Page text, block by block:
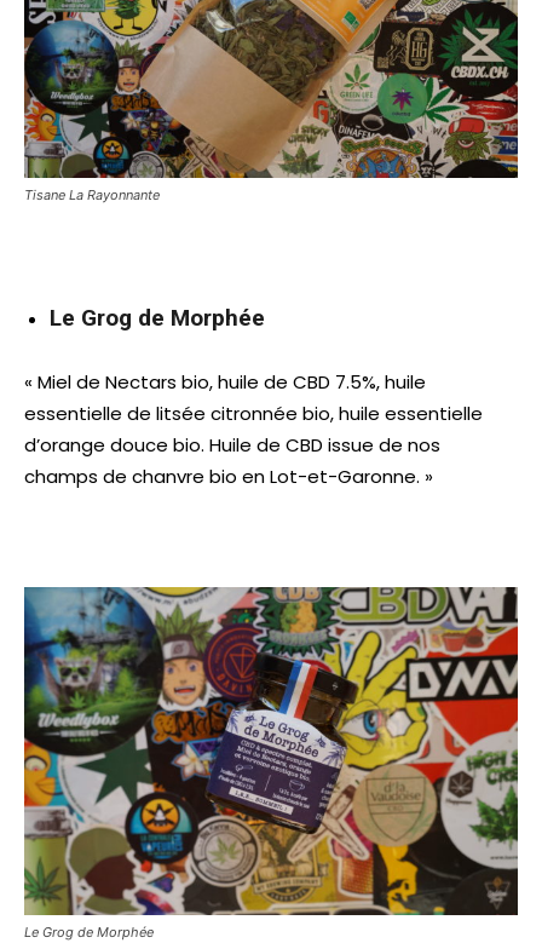
Tisane La Rayonnante
Le Grog de Morphée
« Miel de Nectars bio, huile de CBD 7.5%, huile
essentielle de litsée citronnée bio, huile essentielle
d’orange douce bio. Huile de CBD issue de nos
champs de chanvre bio en Lot-et-Garonne. »
Le Grog de Morphée